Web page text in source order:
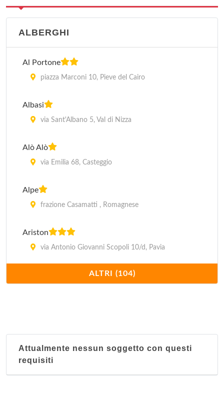
ALBERGHI
Al Portone
piazza Marconi 10, Pieve del Cairo
Albasi
via Sant'Albano 5, Val di Nizza
Alò Alò
via Emilia 68, Casteggio
Alpe
frazione Casamatti , Romagnese
Ariston
via Antonio Giovanni Scopoli 10/d, Pavia
via Mazzini 27, Broni
Bellinzona
via Mazzini 71, Casei Gerola
ALTRI (104)
Attualmente nessun soggetto con questi
requisiti